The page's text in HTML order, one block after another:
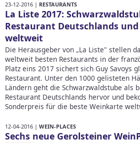
23-12-2016 | RESTAURANTS
La Liste 2017:
Restaurant Deutschlands
weltweit
Die Herausgeber von „La Liste" stellen
weltweit besten Restaurants in der
Platz eins 2017 sichert sich Guy Savoys
Restaurant. Unter den 1000 gelisteten
Ländern geht die Schwarzwaldstube als
Restaurant Deutschlands hervor und
Sonderpreis für die beste Weinkarte
12-04-2016 | WEIN-PLACES
Sechs neue Gerolsteiner